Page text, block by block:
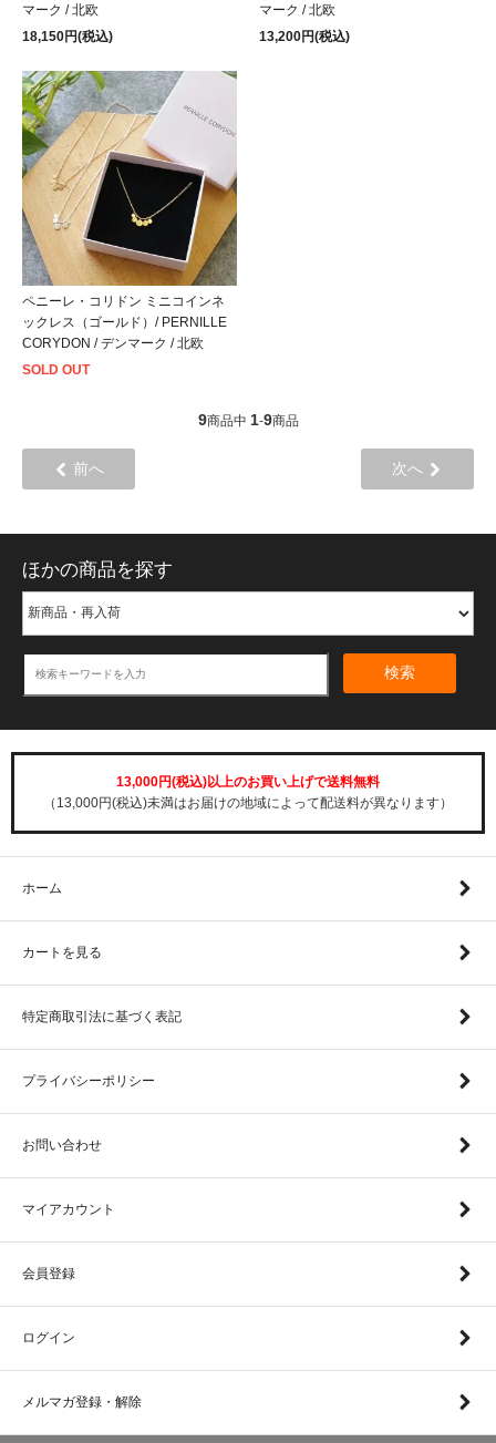
マーク / 北欧
18,150円(税込)
マーク / 北欧
13,200円(税込)
ペニーレ・コリドン ミニコインネ
ックレス（ゴールド）/ PERNILLE
CORYDON / デンマーク / 北欧
SOLD OUT
9商品中 1-9商品
前へ 次へ
ほかの商品を探す
検索
13,000円(税込)以上のお買い上げで送料無料
（13,000円(税込)未満はお届けの地域によって配送料が異なります）
ホーム
カートを見る
特定商取引法に基づく表記
プライバシーポリシー
お問い合わせ
マイアカウント
会員登録
ログイン
メルマガ登録・解除